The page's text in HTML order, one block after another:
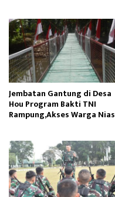
Jembatan Gantung di Desa
Hou Program Bakti TNI
Rampung,Akses Warga Nias